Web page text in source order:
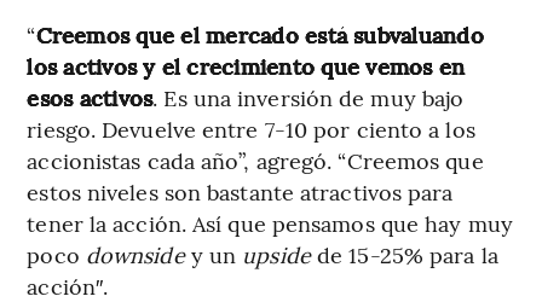
“Creemos que el mercado está subvaluando
los activos y el crecimiento que vemos en
esos activos. Es una inversión de muy bajo
riesgo. Devuelve entre 7-10 por ciento a los
accionistas cada año”, agregó. “Creemos que
estos niveles son bastante atractivos para
tener la acción. Así que pensamos que hay muy
poco downsidey un upsidede 15-25% para la
acción″.